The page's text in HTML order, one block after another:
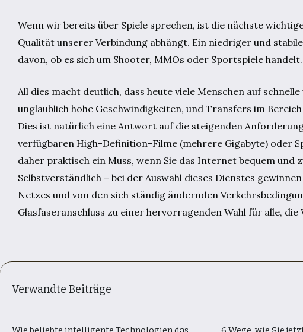
Wenn wir bereits über Spiele sprechen, ist die nächste
Qualität unserer Verbindung abhängt. Ein niedriger und
davon, ob es sich um Shooter, MMOs oder Sportspiele handelt.
All dies macht deutlich, dass heute viele Menschen auf
unglaublich hohe Geschwindigkeiten, und Transfers im
Dies ist natürlich eine Antwort auf die steigenden
verfügbaren High-Definition-Filme (mehrere Gigabyte) oder
daher praktisch ein Muss, wenn Sie das Internet bequem
Selbstverständlich – bei der Auswahl dieses Dienstes
Netzes und von den sich ständig ändernden
Glasfaseranschluss zu einer hervorragenden Wahl für alle,
Verwandte Beiträge